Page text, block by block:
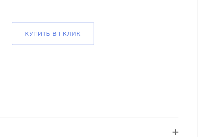
КУПИТЬ В 1 КЛИК